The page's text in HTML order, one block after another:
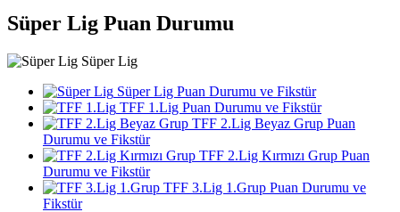
Süper Lig Puan Durumu
Süper Lig
Süper Lig Puan Durumu ve Fikstür
TFF 1.Lig Puan Durumu ve Fikstür
TFF 2.Lig Beyaz Grup Puan
Durumu ve Fikstür
TFF 2.Lig Kırmızı Grup Puan
Durumu ve Fikstür
TFF 3.Lig 1.Grup Puan Durumu ve
Fikstür